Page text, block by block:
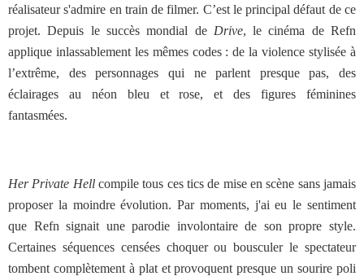
réalisateur s'admire en train de filmer. C’est le principal défaut de ce
projet. Depuis le succès mondial de Drive, le cinéma de Refn
applique inlassablement les mêmes codes : de la violence stylisée à
l’extrême, des personnages qui ne parlent presque pas, des
éclairages au néon bleu et rose, et des figures féminines
fantasmées.
Her Private Hellcompile tous ces tics de mise en scène sans jamais
proposer la moindre évolution. Par moments, j'ai eu le sentiment
que Refn signait une parodie involontaire de son propre style.
Certaines séquences censées choquer ou bousculer le spectateur
tombent complètement à plat et provoquent presque un sourire poli